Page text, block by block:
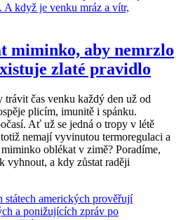
miminko, aby nemrzlo
zlaté pravidlo
čas venku každý den už od
plicím, imunitě i spánku.
Ať už se jedná o tropy v létě
nemají vyvinutou termoregulaci a
oblékat v zimě? Poradíme,
vyhnout, a kdy zůstat raději